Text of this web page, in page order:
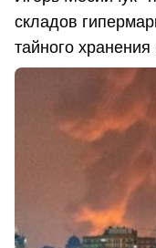
складов
тайного